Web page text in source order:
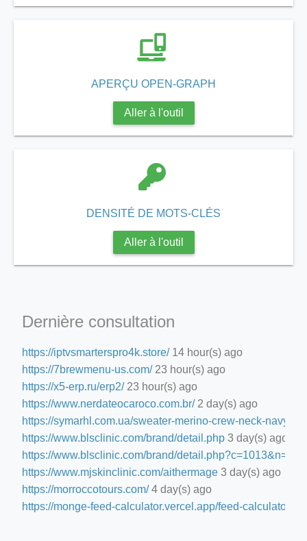
APERÇU OPEN-GRAPH
Aller à l'outil
DENSITÉ DE MOTS-CLÉS
Aller à l'outil
Dernière consultation
https://iptvsmarterspro4k.store/14 hour(s) ago
https://7brewmenu-us.com/23 hour(s) ago
https://x5-erp.ru/erp2/23 hour(s) ago
https://www.nerdateocaroco.com.br/2 day(s) ago
https://symarhl.com.ua/sweater-merino-crew-neck-navy-
https://www.blsclinic.com/brand/detail.php 3 day(s) ago
https://www.blsclinic.com/brand/
https://www.mjskinclinic.com/aithermage 3 day(s) ago
https://morroccotours.com/4 day(s) ago
https://monge-feed-calculator.vercel.app/feed-calculator